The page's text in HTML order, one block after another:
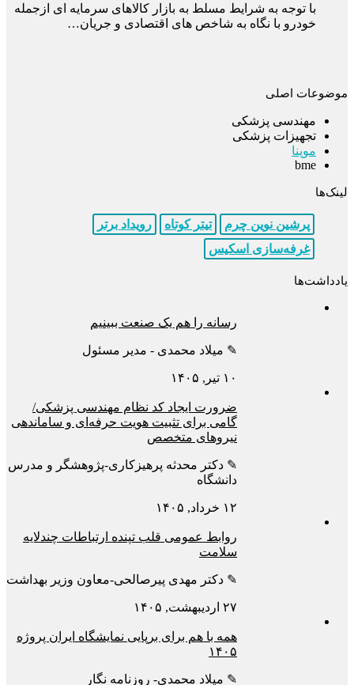
با توجه به شرایط مسلط به بازار کالاهای سرمایه ای ازجمله
خودرو با نگاه به شاخص های اقتصادی و جریان…
موضوعات اصلی
مهندسی پزشکی
تجهیزات پزشکی
موپنا
bme
لینک‌ها
پرشین نوین چرم تیتر کوتاه
رویداد برتر
غرفه‌سازی اسکیس
یادداشت‌ها
رسانه را هم یک صنعت ببینیم
✎ میلاد محمدی - مدیر مسئول
۱۰ تیر, ۱۴۰۵
ضرورت ایجاد کد نظام مهندسی پزشکی/
گامی برای تثبیت هویت حرفه‌ای و ساماندهی
نیروهای متخصص
✎ دکتر محدثه پرهیزکاری-پژوهشگر و مدرس
دانشگاه
۱۲ خرداد, ۱۴۰۵
روابط عمومی قلب تپنده ارتباطات چندلایه
سلامت
✎ دکتر مهدی پیرصالحی-معاون وزیر بهداشت
۲۷ اردیبهشت, ۱۴۰۵
همه با هم برای برپایی نمایشگاه ایران پروژه
۱۴۰۵
✎ میلاد محمدی- روزنامه نگار